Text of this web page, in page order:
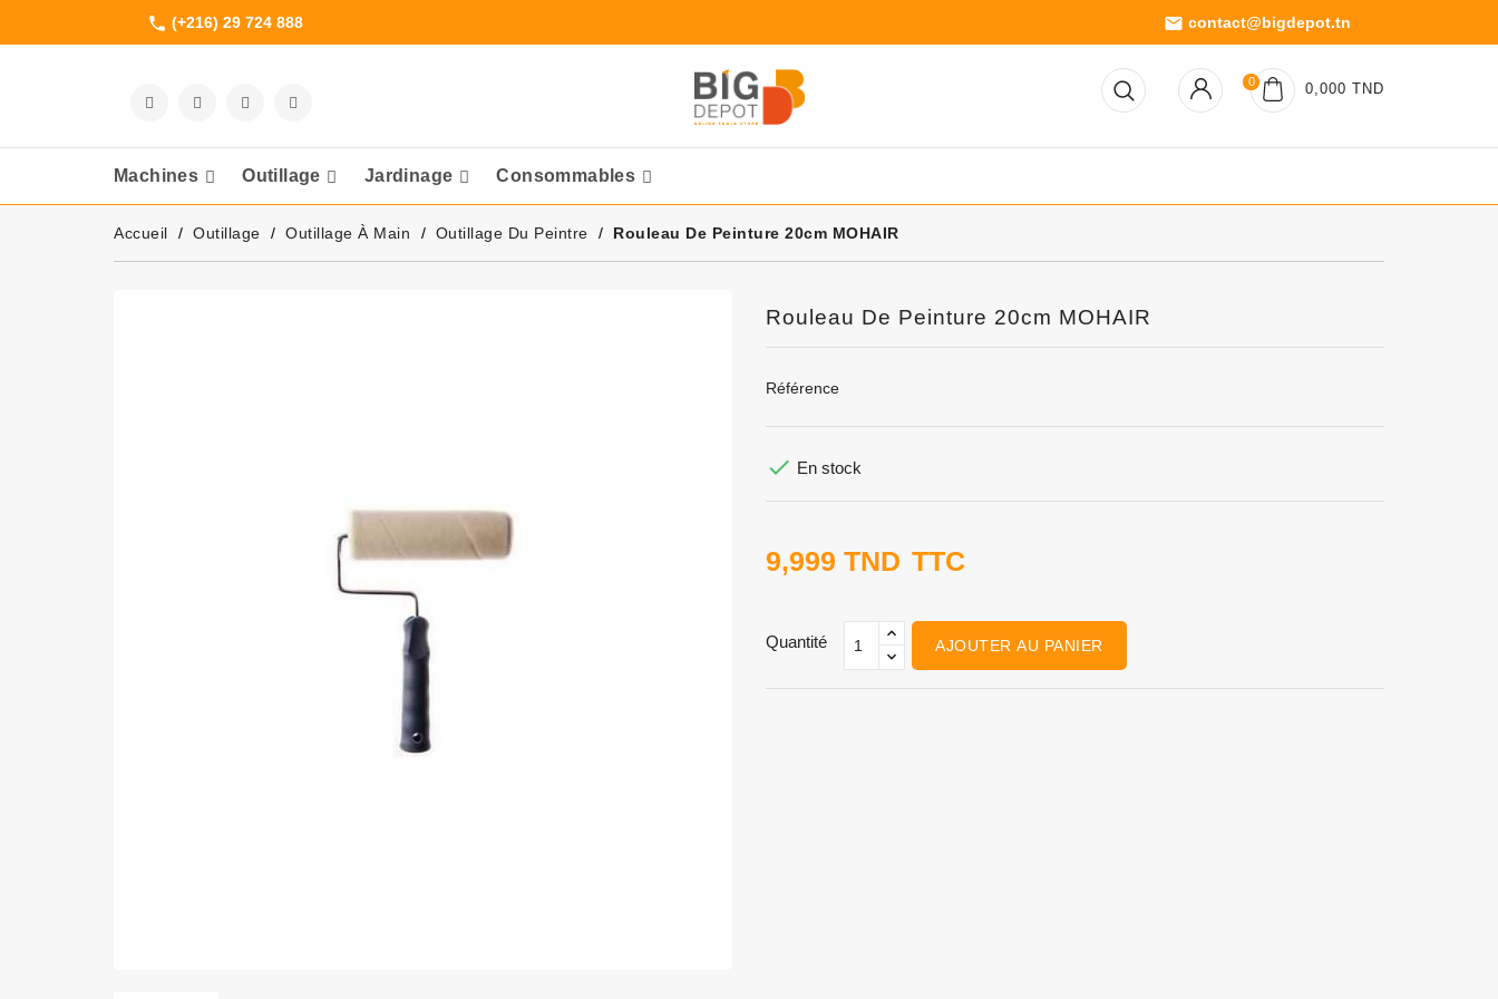
phone (+216) 29 724 888 email contact@bigdepot.tn
0 0,000 TND
Machines Outillage Jardinage Consommables
Accueil Outillage Outillage À Main Outillage Du Peintre Rouleau De Peinture 20cm MOHAIR
Rouleau De Peinture 20cm MOHAIR
Référence
 En stock
9,999 TND TTC
Quantité AJOUTER AU PANIER